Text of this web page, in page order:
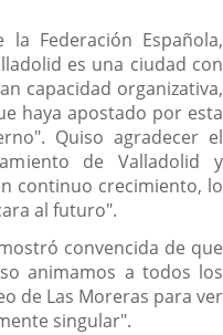
Federación Española,
es una ciudad con
capacidad organizativa,
haya apostado por esta
Quiso agradecer el
de Valladolid y
continuo crecimiento, lo
al futuro".
convencida de que
animamos a todos los
de Las Moreras para ver
singular".